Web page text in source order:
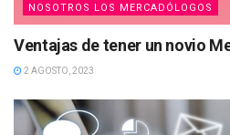
NOSOTROS LOS MERCADÓLOGOS
Ventajas de tener un novio
2 AGOSTO, 2023